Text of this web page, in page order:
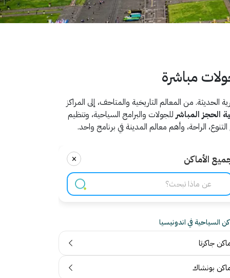
مباشرة
من المعالم التاريخية والمتاحف، إلى المراكز
الحجز المباشرللجولات والبرامج السياحية، وتنظيم
الراحة، وأهم معالم المدينة في برنامج واحد.
الأماكن ×
السياحية في اندونيسيا
جاكرتا
بونشاك